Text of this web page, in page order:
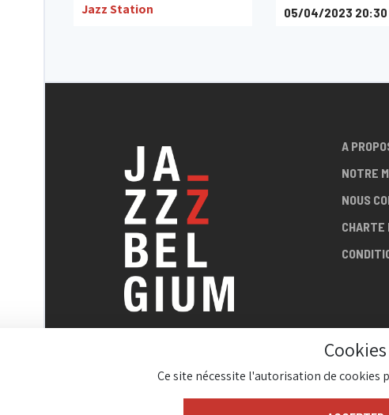
Jazz Station 05/04/2023 20:30
TOUT SUR LA SCÈNE
A
NOTRE
NOUS
CHARTE
Cookies
Ce site nécessite l'autorisation de